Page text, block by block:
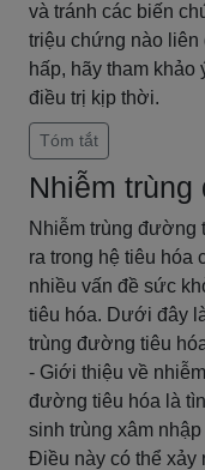
và tránh các biến
triệu chứng nào
hấp, hãy tham
điều trị kịp thời.
Tóm tắt
Nhiễm
Nhiễm trùng đường
ra trong hệ tiêu hóa
nhiều vấn đề sức
tiêu hóa. Dưới đây
trùng đường tiêu
- Giới thiệu về
đường tiêu hóa là
sinh trùng xâm
Điều này có thể xảy